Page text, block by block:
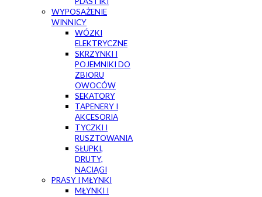
WYPOSAŻENIE
WINNICY
WÓZKI
ELEKTRYCZNE
SKRZYNKI I
POJEMNIKI DO
ZBIORU
OWOCÓW
SEKATORY
TAPENERY I
AKCESORIA
TYCZKI I
RUSZTOWANIA
SŁUPKI,
DRUTY,
NACIĄGI
PRASY I MŁYNKI
MŁYNKI I